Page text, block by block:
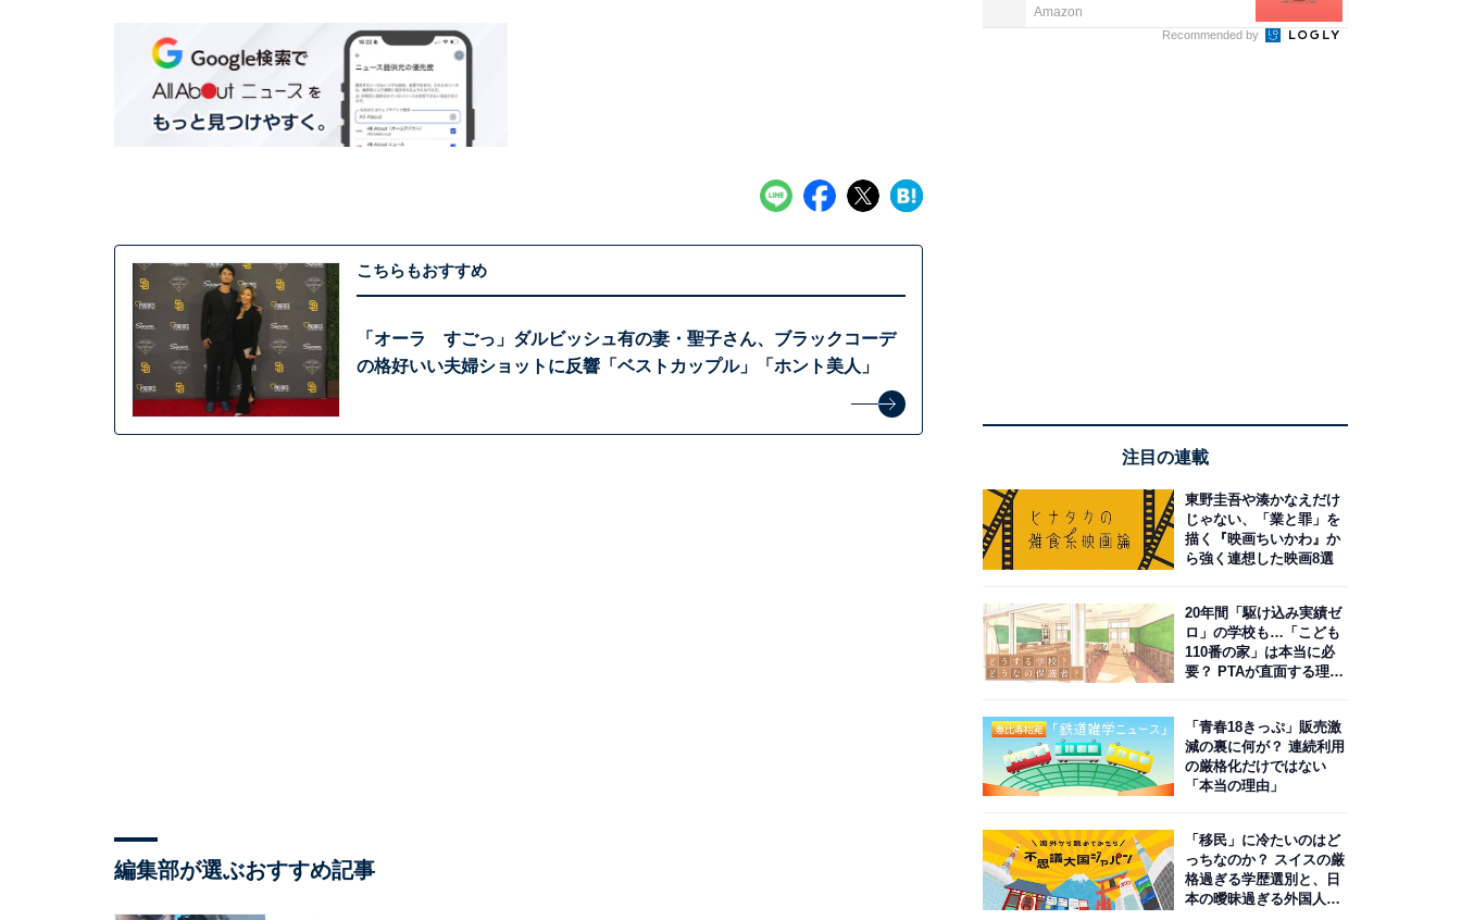
こちらもおすすめ
「オーラ すごっ」ダルビッシュ有の妻・聖子さん、ブラックコーデ
の格好いい夫婦ショットに反響「ベストカップル」「ホント美人」
編集部が選ぶおすすめ記事
Amazon
Recommended by
注目の連載
東野圭吾や湊かなえだけ
じゃない、「業と罪」を
描く『映画ちいかわ』か
ら強く連想した映画8選
20年間「駆け込み実績ゼ
ロ」の学校も…「こども
110番の家」は本当に必
要？ PTAが直面する理想
「青春18きっぷ」販売激
減の裏に何が？ 連続利用
の厳格化だけではない
「本当の理由」
「移民」に冷たいのはど
っちなのか？ スイスの厳
格過ぎる学歴選別と、日
本の曖昧過ぎる外国人政